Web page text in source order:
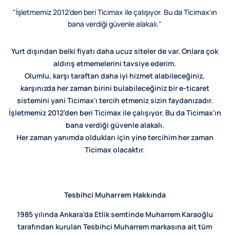
"İşletmemiz 2012'den beri Ticimax ile çalışıyor. Bu da Ticimax'ın
bana verdiği güvenle alakalı."
Yurt dışından belki fiyatı daha ucuz siteler de var. Onlara çok
aldırış etmemelerini tavsiye ederim.
Olumlu, karşı taraftan daha iyi hizmet alabileceğiniz,
karşınızda her zaman birini bulabileceğiniz bir e-ticaret
sistemini yani Ticimax'ı tercih etmeniz sizin faydanızadır.
İşletmemiz 2012'den beri Ticimax ile çalışıyor. Bu da Ticimax'ın
bana verdiği güvenle alakalı.
Her zaman yanımda oldukları için yine tercihim her zaman
Ticimax olacaktır.
Tesbihci Muharrem Hakkında
1985 yılında Ankara'da Etlik semtinde Muharrem Karaoğlu
tarafından kurulan Tesbihci Muharrem markasına ait tüm